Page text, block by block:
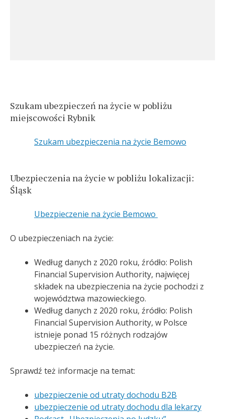
Szukam ubezpieczeń na życie w pobliżu
miejscowości Rybnik
Szukam ubezpieczenia na życie Bemowo
Ubezpieczenia na życie w pobliżu lokalizacji:
Śląsk
Ubezpieczenie na życie Bemowo
O ubezpieczeniach na życie:
Według danych z 2020 roku, źródło: Polish
Financial Supervision Authority, najwięcej
składek na ubezpieczenia na życie pochodzi z
województwa mazowieckiego.
Według danych z 2020 roku, źródło: Polish
Financial Supervision Authority, w Polsce
istnieje ponad 15 różnych rodzajów
ubezpieczeń na życie.
Sprawdź też informacje na temat:
ubezpieczenie od utraty dochodu B2B
ubezpieczenie od utraty dochodu dla lekarzy